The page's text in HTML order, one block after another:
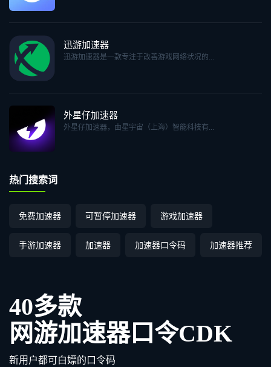
迅游加速器
迅游加速器是一款专注于改善游戏网络状况的...
外星仔加速器
外星仔加速器，由星宇宙（上海）智能科技有...
热门搜索词
免费加速器 可暂停加速器 游戏加速器
手游加速器 加速器 加速器口令码 加速器推荐
40多款
网游加速器口令CDK
新用户都可白嫖的口令码